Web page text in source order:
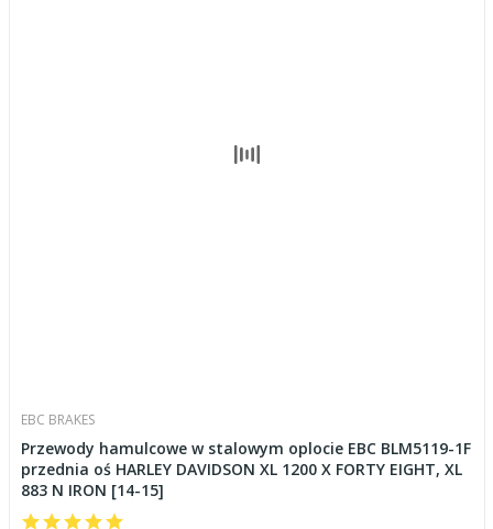
EBC BRAKES
Przewody hamulcowe w stalowym oplocie EBC BLM5119-1F
przednia oś HARLEY DAVIDSON XL 1200 X FORTY EIGHT, XL
883 N IRON [14-15]